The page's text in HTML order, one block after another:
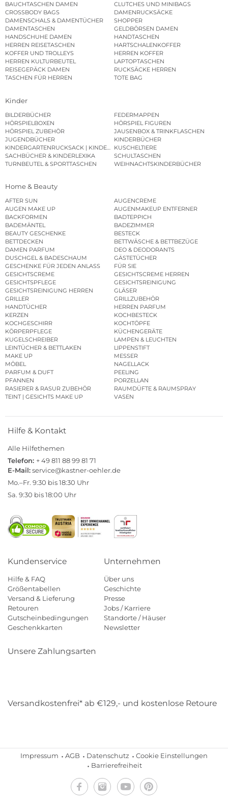
BAUCHTASCHEN DAMEN
CLUTCHES UND MINIBAGS
CROSSBODY BAGS
DAMENRUCKSÄCKE
DAMENSCHALS & DAMENTÜCHER
SHOPPER
DAMENTASCHEN
GELDBÖRSEN DAMEN
HANDSCHUHE DAMEN
HANDTASCHEN
HERREN REISETASCHEN
HARTSCHALENKOFFER
KOFFER UND TROLLEYS
HERREN KOFFER
HERREN KULTURBEUTEL
LAPTOPTASCHEN
REISEGEPÄCK DAMEN
RUCKSÄCKE HERREN
TASCHEN FÜR HERREN
TOTE BAG
Kinder
BILDERBÜCHER
FEDERMAPPEN
HÖRSPIELBOXEN
HÖRSPIEL FIGUREN
HÖRSPIEL ZUBEHÖR
JAUSENBOX & TRINKFLASCHEN
JUGENDBÜCHER
KINDERBÜCHER
KINDERGARTENRUCKSACK | KINDERGARTENBEUTEL
KUSCHELTIERE
SACHBÜCHER & KINDERLEXIKA
SCHULTASCHEN
TURNBEUTEL & SPORTTASCHEN
WEIHNACHTSKINDERBÜCHER
Home & Beauty
AFTER SUN
AUGENCREME
AUGEN MAKE UP
AUGENMAKEUP ENTFERNER
BACKFORMEN
BADTEPPICH
BADEMÄNTEL
BADEZIMMER
BEAUTY GESCHENKE
BESTECK
BETTDECKEN
BETTWÄSCHE & BETTBEZÜGE
DAMEN PARFUM
DEO & DEODORANTS
DUSCHGEL & BADESCHAUM
GÄSTETÜCHER
GESCHENKE FÜR JEDEN ANLASS
FÜR SIE
GESICHTSCREME
GESICHTSCREME HERREN
GESICHTSPFLEGE
GESICHTSREINIGUNG
GESICHTSREINIGUNG HERREN
GLÄSER
GRILLER
GRILLZUBEHÖR
HANDTÜCHER
HERREN PARFUM
KERZEN
KOCHBESTECK
KOCHGESCHIRR
KOCHTÖPFE
KÖRPERPFLEGE
KÜCHENGERÄTE
KUGELSCHREIBER
LAMPEN & LEUCHTEN
LEINTÜCHER & BETTLAKEN
LIPPENSTIFT
MAKE UP
MESSER
MÖBEL
NAGELLACK
PARFUM & DUFT
PEELING
PFANNEN
PORZELLAN
RASIERER & RASUR ZUBEHÖR
RAUMDÜFTE & RAUMSPRAY
TEINT | GESICHTS MAKE UP
VASEN
Hilfe & Kontakt
Alle Hilfethemen
Telefon: + 49 811 88 99 81 71
E-Mail:service@kastner-oehler.de
Mo.–Fr. 9:30 bis 18:30 Uhr
Sa. 9:30 bis 18:00 Uhr
Kundenservice
Hilfe & FAQ
Größentabellen
Versand & Lieferung
Retouren
Gutscheinbedingungen
Geschenkkarten
Unternehmen
Über uns
Geschichte
Presse
Jobs / Karriere
Standorte / Häuser
Newsletter
Unsere Zahlungsarten
Versandkostenfrei* ab €129,- und kostenlose Retoure
Impressum AGB Datenschutz
Cookie Einstellungen
Barrierefreiheit